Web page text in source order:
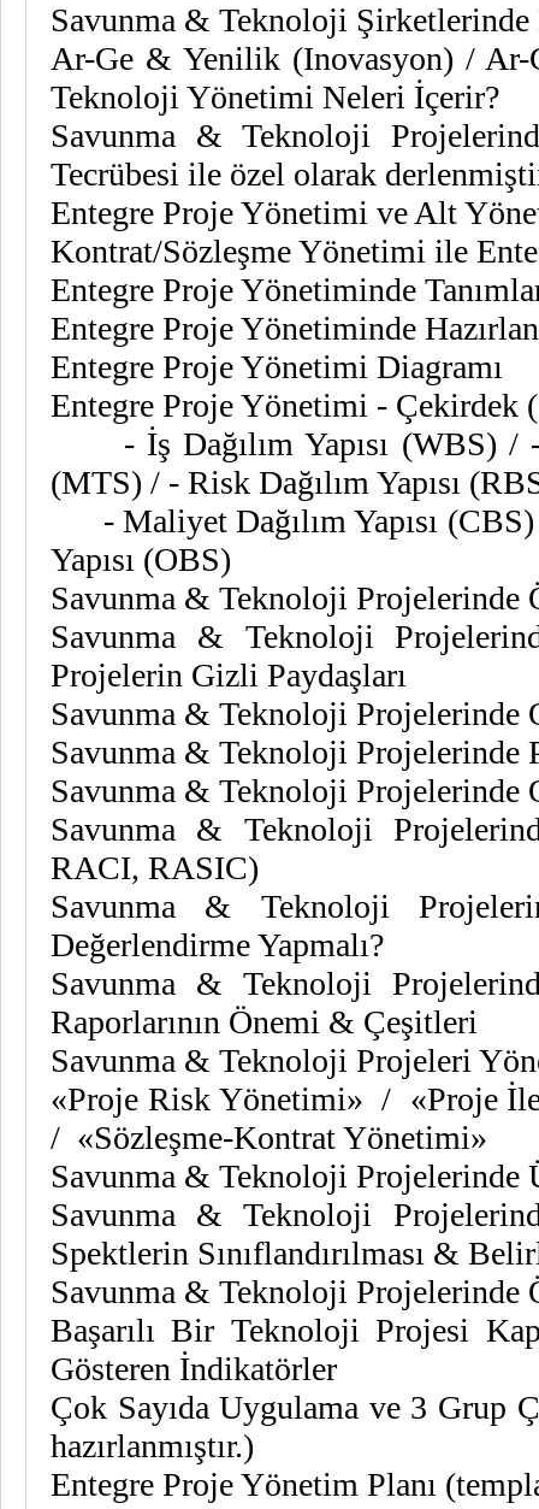
Savunma & Teknoloji Şirketlerinde
Ar-Ge & Yenilik (Inovasyon) / Ar-
Teknoloji Yönetimi Neleri İçerir?
Savunma & Teknoloji
Tecrübesi ile özel olarak
Entegre Proje Yönetimi ve Alt
Kontrat/Sözleşme Yönetimi ile
Entegre Proje Yönetiminde
Entegre Proje Yönetiminde
Entegre Proje Yönetimi Diagramı
Entegre Proje Yönetimi - Çekirdek
- İş Dağılım Yapısı (WBS) /
(MTS) / - Risk Dağılım Yapısı
- Maliyet Dağılım Yapısı (CBS)
Yapısı (OBS)
Savunma & Teknoloji Projelerinde
Savunma & Teknoloji
Projelerin Gizli Paydaşları
Savunma & Teknoloji
Savunma & Teknoloji Projelerinde
Savunma & Teknoloji Projelerinde
Savunma & Teknoloji
RACI, RASIC)
Savunma & Teknoloji
Değerlendirme Yapmalı?
Savunma & Teknoloji
Raporlarının Önemi & Çeşitleri
Savunma & Teknoloji Projeleri
«Proje Risk Yönetimi» / «Proje
/ «Sözleşme-Kontrat Yönetimi»
Savunma & Teknoloji
Savunma & Teknoloji
Spektlerin Sınıflandırılması &
Savunma & Teknoloji Projelerinde
Başarılı Bir Teknoloji Projesi
Gösteren İndikatörler
Çok Sayıda Uygulama ve 3 Grup
hazırlanmıştır.)
Entegre Proje Yönetim Planı